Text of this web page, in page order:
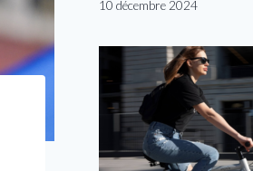
10 décembre 2024